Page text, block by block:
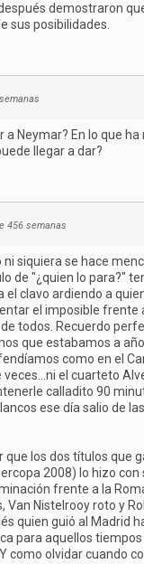
demostraron
sus posibilidades.
a Neymar? En lo que ha
llegar a dar?
456 semanas
siquiera se hace
de "¿quien lo para?"
el clavo ardiendo a
el imposible frente
todos. Recuerdo
que estabamos a
como en el
el cuarteto
calladito 90
ese día salio de
que los dos títulos que
2008) lo hizo con
frente a la
Van Nistelrooy roto y
quien guió al Madrid
para aquellos
como olvidar cuando